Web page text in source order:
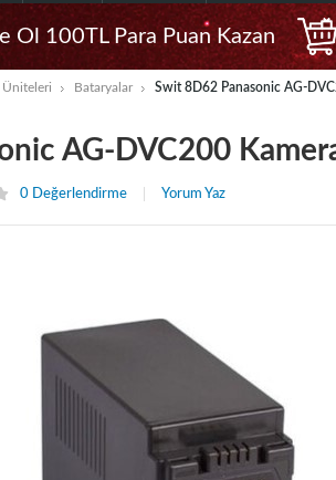
Ol 100TL Para Puan Kazan
Üniteleri Bataryalar Swit 8D62 Panasonic AG-
AG-DVC200
0 Değerlendirme Yorum Yaz